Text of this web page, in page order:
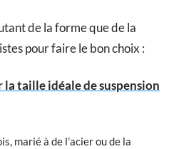
de la forme que de la
pour faire le bon choix :
la taille idéale de suspension
marié à de l’acier ou de la